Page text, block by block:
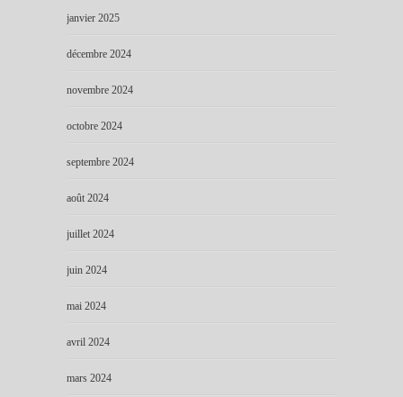
janvier 2025
décembre 2024
novembre 2024
octobre 2024
septembre 2024
août 2024
juillet 2024
juin 2024
mai 2024
avril 2024
mars 2024